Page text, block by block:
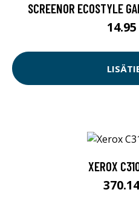
SCREENOR ECOSTYLE
XEROX